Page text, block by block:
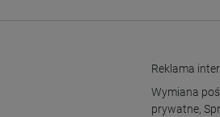
Reklama
Wymiana
prywatne,